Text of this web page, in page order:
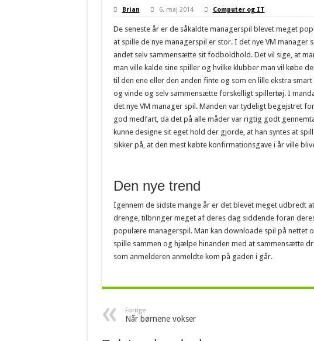
Brian 6. maj 2014 Computer og IT
De seneste år er de såkaldte managerspil blevet meget
at spille de nye managerspil er stor. I det nye VM manager
andet selv sammensætte sit fodboldhold. Det vil sige, at
man ville kalde sine spiller og hvilke klubber man vil købe
til den ene eller den anden finte og som en lille ekstra
og vinde og selv sammensætte forskelligt spillertøj. I
det nye VM manager spil. Manden var tydeligt begejstret
god medfart, da det på alle måder var rigtig godt
kunne designe sit eget hold der gjorde, at han syntes at
sikker på, at den mest købte konfirmationsgave i år ville
Den nye trend
Igennem de sidste mange år er det blevet meget udbredt
drenge, tilbringer meget af deres dag siddende foran
populære managerspil. Man kan downloade spil på nettet
spille sammen og hjælpe hinanden med at sammensætte
som anmelderen anmeldte kom på gaden i går.
Forrige
Når børnene vokser